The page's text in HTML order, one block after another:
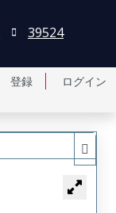
登録 ログイン
39524